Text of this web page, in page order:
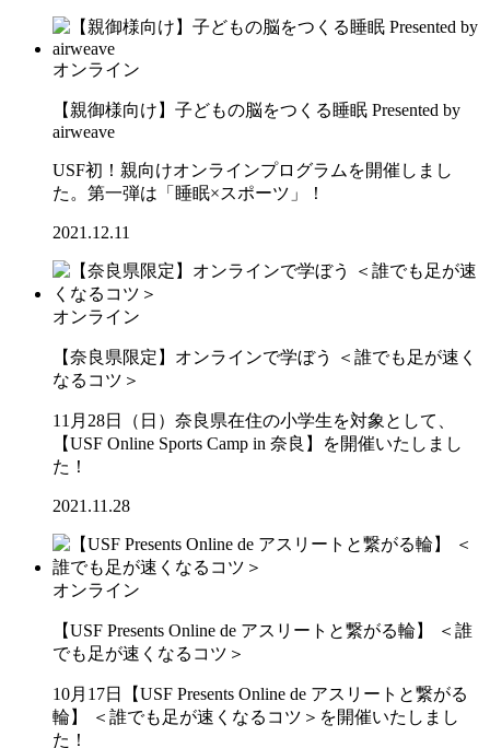
オンライン
【親御様向け】子どもの脳をつくる睡眠 Presented by
airweave
USF初！親向けオンラインプログラムを開催しまし
た。第一弾は「睡眠×スポーツ」！
2021.12.11
オンライン
【奈良県限定】オンラインで学ぼう ＜誰でも足が速く
なるコツ＞
11月28日（日）奈良県在住の小学生を対象として、
【USF Online Sports Camp in 奈良】を開催いたしまし
た！
2021.11.28
オンライン
【USF Presents Online de アスリートと繋がる輪】 ＜誰
でも足が速くなるコツ＞
10月17日【USF Presents Online de アスリートと繋がる
輪】 ＜誰でも足が速くなるコツ＞を開催いたしまし
た！